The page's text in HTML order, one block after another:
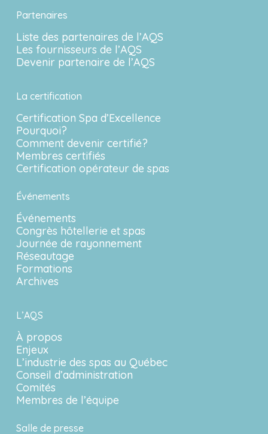
Partenaires
Liste des partenaires de l’AQS
Les fournisseurs de l’AQS
Devenir partenaire de l’AQS
La certification
Certification Spa d’Excellence
Pourquoi?
Comment devenir certifié?
Membres certifiés
Certification opérateur de spas
Événements
Événements
Congrès hôtellerie et spas
Journée de rayonnement
Réseautage
Formations
Archives
L’AQS
À propos
Enjeux
L’industrie des spas au Québec
Conseil d’administration
Comités
Membres de l’équipe
Salle de presse